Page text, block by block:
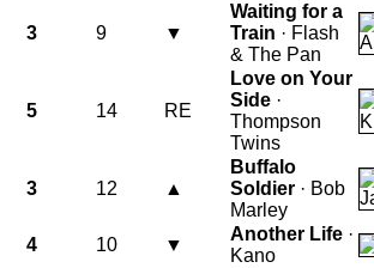
3 9 ▼
Waiting for a
Train · Flash
& The Pan
5 14 RE
Love on Your
Side ·
Thompson
Twins
3 12 ▲
Buffalo
Soldier · Bob
Marley
4 10 ▼
Another Life ·
Kano